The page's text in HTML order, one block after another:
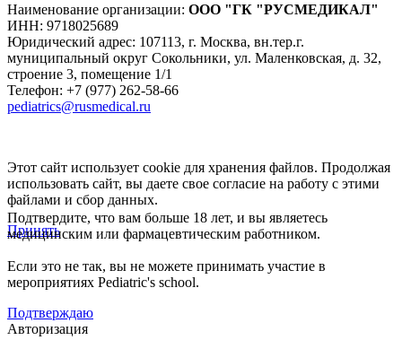
Наименование организации: ООО "ГК "РУСМЕДИКАЛ"
ИНН: 9718025689
Юридический адрес: 107113, г. Москва, вн.тер.г.
муниципальный округ Сокольники, ул. Маленковская, д. 32,
строение 3, помещение 1/1
Телефон: +7 (977) 262-58-66
pediatrics@rusmedical.ru
Этот сайт использует cookie для хранения файлов. Продолжая
использовать сайт, вы даете свое согласие на работу с этими
файлами и сбор данных.
Принять
Подтвердите, что вам больше 18 лет, и вы являетесь
медицинским или фармацевтическим работником.
Если это не так, вы не можете принимать участие в
мероприятиях Pediatric's school.
Подтверждаю
Авторизация